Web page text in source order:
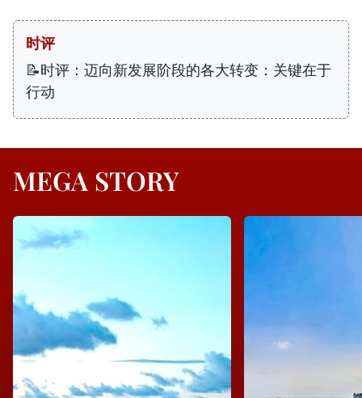
时评
📝时评：迈向新发展阶段的各大转变：关键在于
行动
MEGA STORY